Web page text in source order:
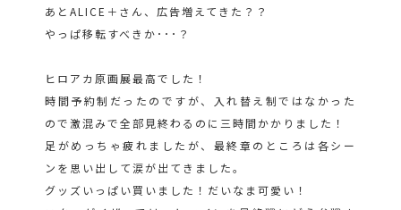
あとALICE＋さん、広告増えてきた？？
やっぱ移転すべきか･･･？
ヒロアカ原画展最高でした！
時間予約制だったのですが、入れ替え制ではなかった
ので激混みで全部見終わるのに三時間かかりました！
足がめっちゃ疲れましたが、最終章のところは各シー
ンを思い出して涙が出てきました。
グッズいっぱい買いました！だいなま可愛い！